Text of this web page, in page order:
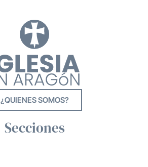
¿QUIENES SOMOS?
Secciones